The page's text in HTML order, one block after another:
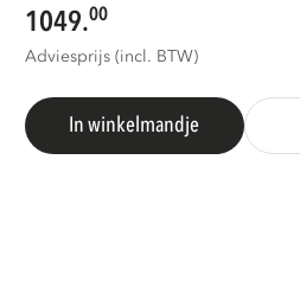
1049.00
Adviesprijs (incl. BTW)
In winkelmandje